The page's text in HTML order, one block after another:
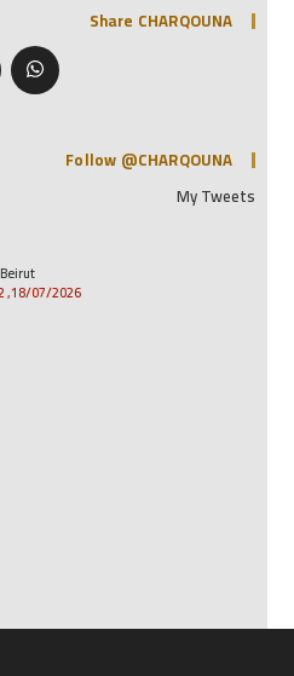
Share CHARQOUNA
Follow @CHARQOUNA
My Tweets
Beirut
18/07/2026, 11:52 ص